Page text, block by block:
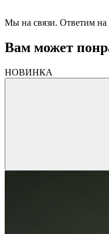
Мы на связи. Ответим
Вам может
НОВИНКА